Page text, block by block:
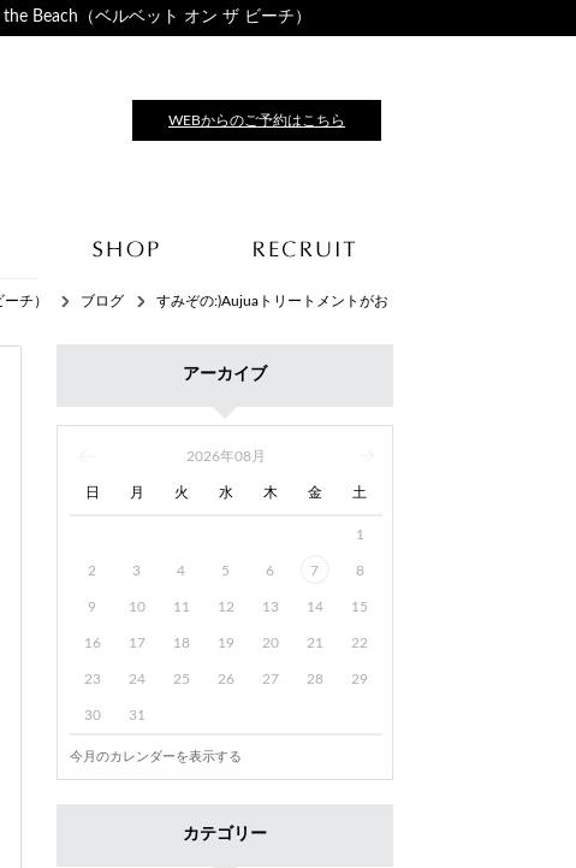
Beach（ベルベット オン ザ ビーチ）
WEBからのご予約はこちら
チ） ブログ
すみぞの:)Aujuaトリートメントがお
アーカイブ
2026年08月
日 月 火 水 木 金 土
1
2 3 4 5 6 7 8
9 10 11 12 13 14 15
16 17 18 19 20 21 22
23 24 25 26 27 28 29
30 31
今月のカレンダーを表示する
カテゴリー